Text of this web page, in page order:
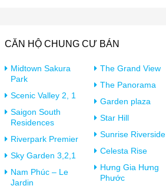
CĂN HỘ CHUNG CƯ BÁN
Midtown Sakura
Park
Scenic Valley 2, 1
Saigon South
Residences
Riverpark Premier
Sky Garden 3,2,1
Nam Phúc – Le
Jardin
The Grand View
The Panorama
Garden plaza
Star Hill
Sunrise Riverside
Celesta Rise
Hưng Gia Hưng
Phước